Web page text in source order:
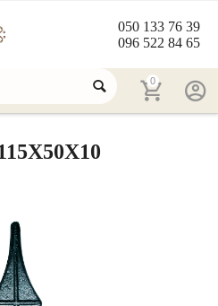
050 133 76 39
096 522 84 65
0